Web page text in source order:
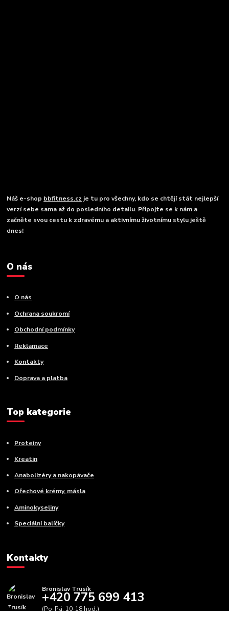
Náš e-shop bbfitness.cz je tu pro všechny, kdo se chtějí stát nejlepší
verzí sebe sama až do posledního detailu. Připojte se k nám a
začněte svou cestu k zdravému a aktivnímu životnímu stylu ještě
dnes!
O nás
O nás
Ochrana soukromí
Obchodní podmínky
Reklamace
Kontakty
Doprava a platba
Top kategorie
Proteiny
Kreatin
Anabolizéry a nakopávače
Ořechové krémy, másla
Aminokyseliny
Speciální balíčky
Kontakty
Bronislav Trusík
+420 775 699 413
(Po-Pá, 10-18 hod.)